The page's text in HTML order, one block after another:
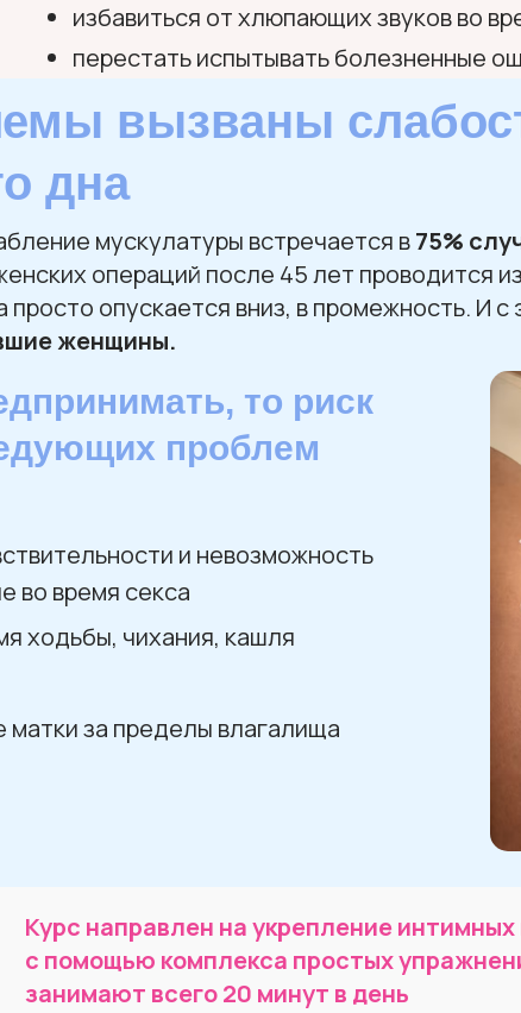
избавиться от хлюпающих звуков во
перестать испытывать болезненные
вызваны
дна
мускулатуры встречается в75%
операций после 45 лет проводится
просто опускается вниз, в промежность. И с
женщины.
то риск
проблем
и невозможность
во время секса
ходьбы, чихания, кашля
за пределы влагалища
Курс направлен на укрепление
с помощью комплекса простых
занимают всего 20 минут в день